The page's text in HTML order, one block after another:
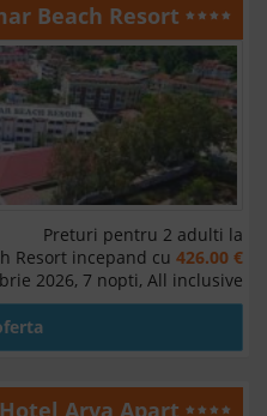
Beach Resort
Preturi pentru 2 adulti la
Resort incepand cu 426.00 €
2026, 7 nopti, All inclusive
Hotel Arya Apart